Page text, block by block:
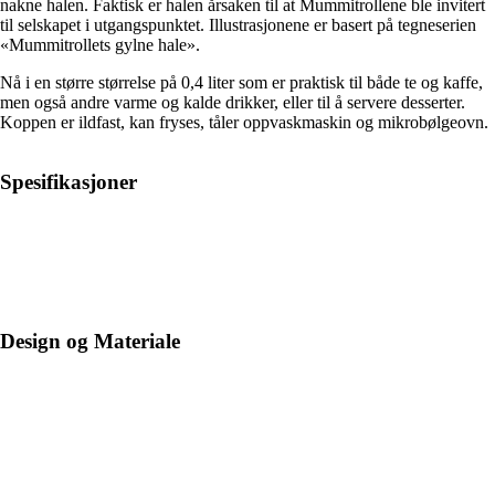
nakne halen. Faktisk er halen årsaken til at Mummitrollene ble invitert
til selskapet i utgangspunktet. Illustrasjonene er basert på tegneserien
«Mummitrollets gylne hale».
Nå i en større størrelse på 0,4 liter som er praktisk til både te og kaffe,
men også andre varme og kalde drikker, eller til å servere desserter.
Koppen er ildfast, kan fryses, tåler oppvaskmaskin og mikrobølgeovn.
Spesifikasjoner
Design og Materiale